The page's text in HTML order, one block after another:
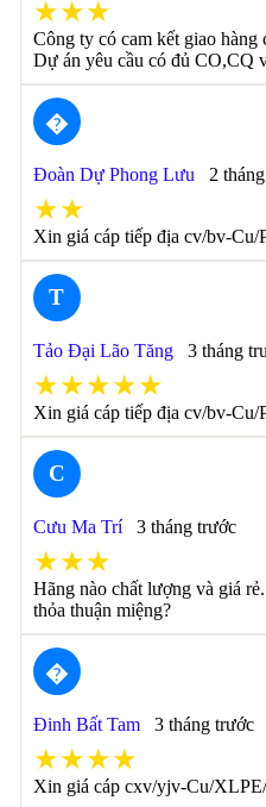
★★★
Công ty có cam kết giao
Dự án yêu cầu có đủ CO,CQ
�
Đoàn Dự Phong Lưu 2
★★
Xin giá cáp tiếp địa cv/bv-Cu/
T
Tảo Đại Lão Tăng 3 tháng
★★★★★
Xin giá cáp tiếp địa cv/bv-Cu/
C
Cưu Ma Trí 3 tháng trước
★★★
Hãng nào chất lượng và giá
thỏa thuận miệng?
�
Đinh Bất Tam 3 tháng trước
★★★★
Xin giá cáp cxv/yjv-Cu/